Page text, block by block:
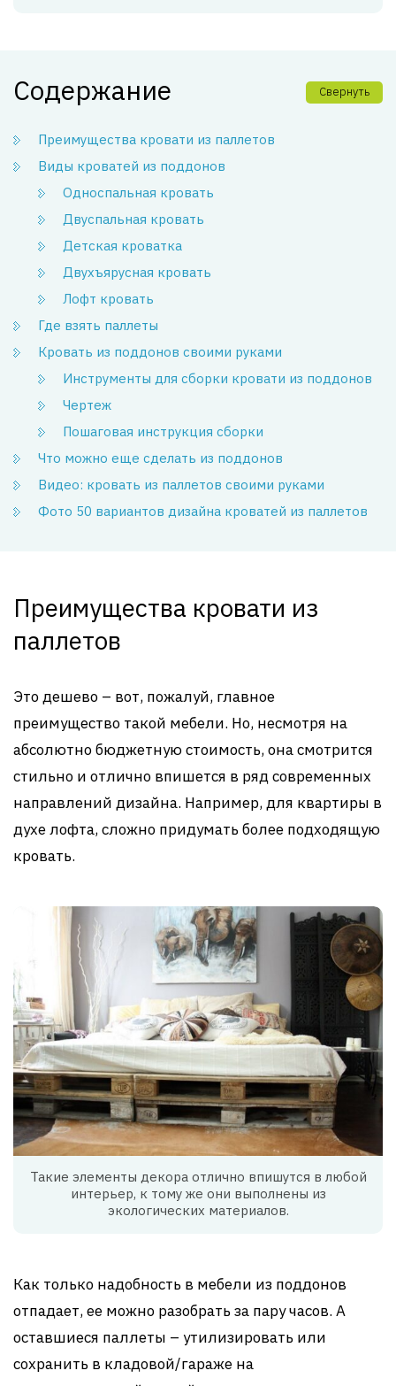
Содержание Свернуть
Преимущества кровати из паллетов
Виды кроватей из поддонов
Односпальная кровать
Двуспальная кровать
Детская кроватка
Двухъярусная кровать
Лофт кровать
Где взять паллеты
Кровать из поддонов своими руками
Инструменты для сборки кровати из поддонов
Чертеж
Пошаговая инструкция сборки
Что можно еще сделать из поддонов
Видео: кровать из паллетов своими руками
Фото 50 вариантов дизайна кроватей из паллетов
Преимущества кровати из
паллетов
Это дешево – вот, пожалуй, главное
преимущество такой мебели. Но, несмотря на
абсолютно бюджетную стоимость, она смотрится
стильно и отлично впишется в ряд современных
направлений дизайна. Например, для квартиры в
духе лофта, сложно придумать более подходящую
кровать.
Такие элементы декора отлично впишутся в любой
интерьер, к тому же они выполнены из
экологических материалов.
Как только надобность в мебели из поддонов
отпадает, ее можно разобрать за пару часов. А
оставшиеся паллеты – утилизировать или
сохранить в кладовой/гараже на